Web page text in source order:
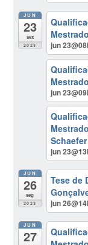
JUN
23
sex
2023 jun
jun
jun
JUN
26
seg
2023
Tese de
jun
JUN
27